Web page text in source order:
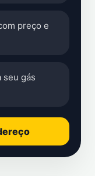
preço e
seu gás